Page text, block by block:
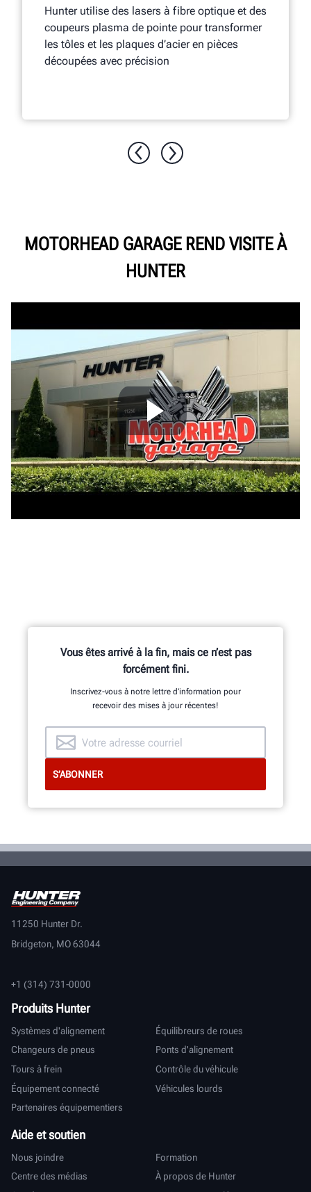
Hunter utilise des lasers à fibre optique et des
coupeurs plasma de pointe pour transformer
les tôles et les plaques d’acier en pièces
découpées avec précision
MOTORHEAD GARAGE REND VISITE À
HUNTER
Vous êtes arrivé à la fin, mais ce n’est pas
forcément fini.
Inscrivez-vous à notre lettre d’information pour
recevoir des mises à jour récentes!
11250 Hunter Dr.
Bridgeton, MO 63044
+1 (314) 731-0000
Produits Hunter
Systèmes d'alignement
Équilibreurs de roues
Changeurs de pneus
Ponts d'alignement
Tours à frein
Contrôle du véhicule
Équipement connecté
Véhicules lourds
Partenaires équipementiers
Aide et soutien
Nous joindre
Formation
Centre des médias
À propos de Hunter